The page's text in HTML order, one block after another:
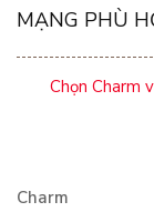
MẠNG PHÙ
Chọn Charm
Charm